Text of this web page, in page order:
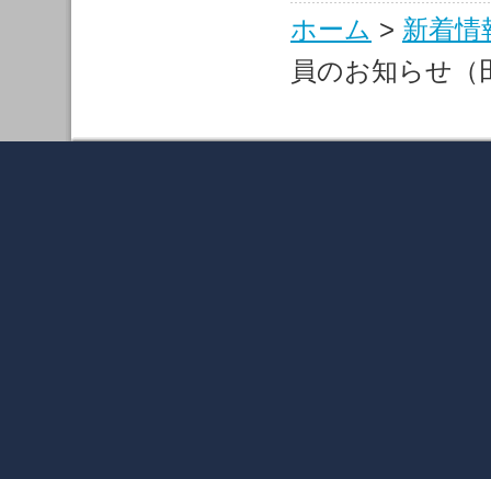
ホーム > 新着情
員のお知らせ（